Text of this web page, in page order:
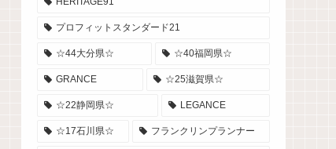
プロフィットスタンダード21
☆44大分県☆ ☆40福岡県☆
GRANCE ☆25滋賀県☆
☆22静岡県☆ LEGANCE
☆17石川県☆ フランクリンプランナー